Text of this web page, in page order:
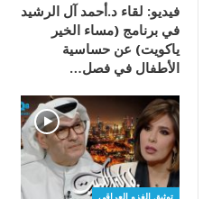
فيديو: لقاء د.أحمد آل الرشيد
في برنامج (مساء الخير
ياكويت) عن حساسية
الأطفال في فصل…
توثيق الغزو العراقي